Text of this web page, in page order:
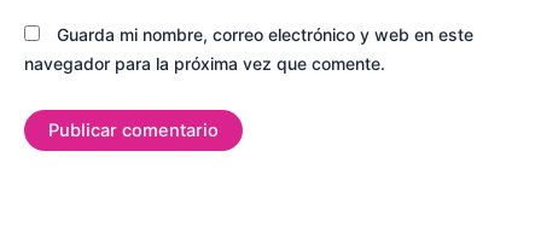
Guarda mi nombre, correo electrónico y web en este
navegador para la próxima vez que comente.